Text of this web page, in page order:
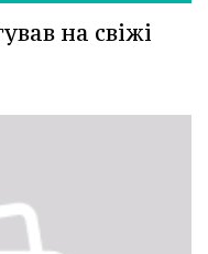
на свіжі